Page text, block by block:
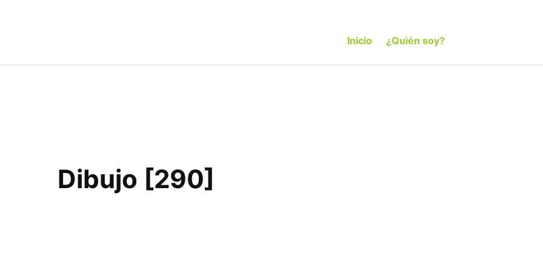
Inicio ¿Quién soy?
Dibujo [290]